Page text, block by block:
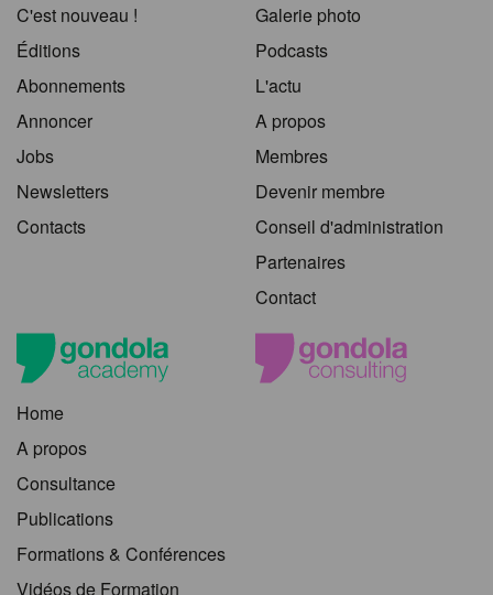
C'est nouveau !
Éditions
Abonnements
Annoncer
Jobs
Newsletters
Contacts
Galerie photo
Podcasts
L'actu
A propos
Membres
Devenir membre
Conseil d'administration
Partenaires
Contact
Home
A propos
Consultance
Publications
Formations & Conférences
Vidéos de Formation